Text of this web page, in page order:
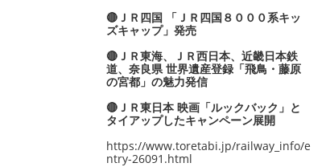
🔴ＪＲ四国 「ＪＲ四国８０００系キッ
ズキャップ」発売
🔴ＪＲ東海、ＪＲ西日本、近畿日本鉄
道、奈良県 世界遺産登録「飛鳥・藤原
の宮都」の魅力発信
🔴ＪＲ東日本 映画「ルックバック」と
タイアップしたキャンペーン展開
https://www.toretabi.jp/railway_info/e
ntry-26091.html